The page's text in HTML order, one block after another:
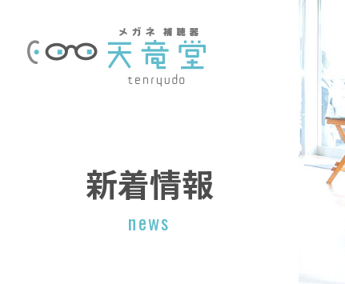
新着情報
news